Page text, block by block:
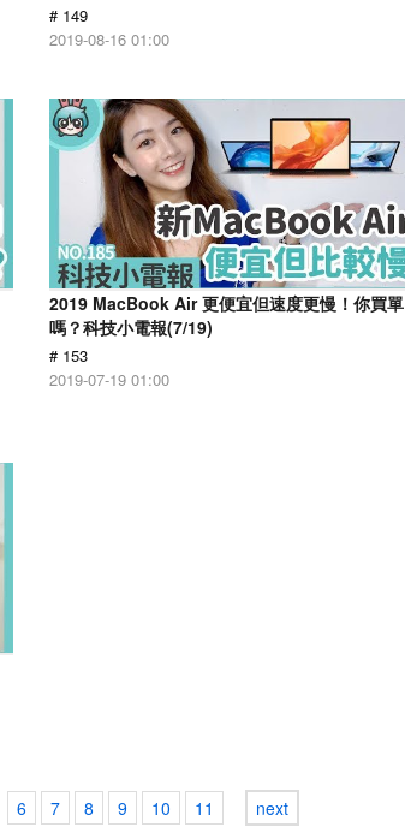
# 149
2019-08-16 01:00
2019 MacBook Air 更便宜但速度更慢！你買單
嗎？科技小電報(7/19)
# 153
2019-07-19 01:00
6 7 8 9 10 11 next